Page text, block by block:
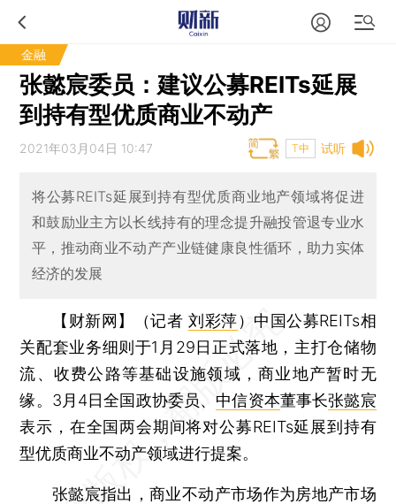
金融
张懿宸委员：建议公募REITs延展
到持有型优质商业不动产
试听
2021年03月04日 10:47 T中
将公募REITs延展到持有型优质商业地产领域将促进
和鼓励业主方以长线持有的理念提升融投管退专业水
平，推动商业不动产产业链健康良性循环，助力实体
经济的发展
【财新网】（记者刘彩萍） 中国公募REITs相
关配套业务细则于1月29日正式落地，主打仓储物
流、收费公路等基础设施领域，商业地产暂时无
缘。3月4日全国政协委员、 中信资本董事长张懿宸
表示，在全国两会期间将对公募REITs延展到持有
型优质商业不动产领域进行提案。
张懿宸指出，商业不动产市场作为房地产市场